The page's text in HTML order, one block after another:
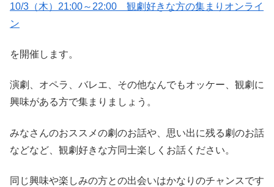
10/3（木）21:00～22:00 観劇好きな方の集まりオンライ
ン
を開催します。
演劇、オペラ、バレエ、その他なんでもオッケー、観劇に
興味がある方で集まりましょう。
みなさんのおススメの劇のお話や、思い出に残る劇のお話
などなど、観劇好きな方同士楽しくお話ください。
同じ興味や楽しみの方との出会いはかなりのチャンスです